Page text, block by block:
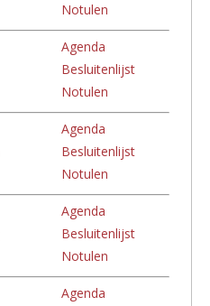
Notulen
Agenda
Besluitenlijst
Notulen
Agenda
Besluitenlijst
Notulen
Agenda
Besluitenlijst
Notulen
Agenda